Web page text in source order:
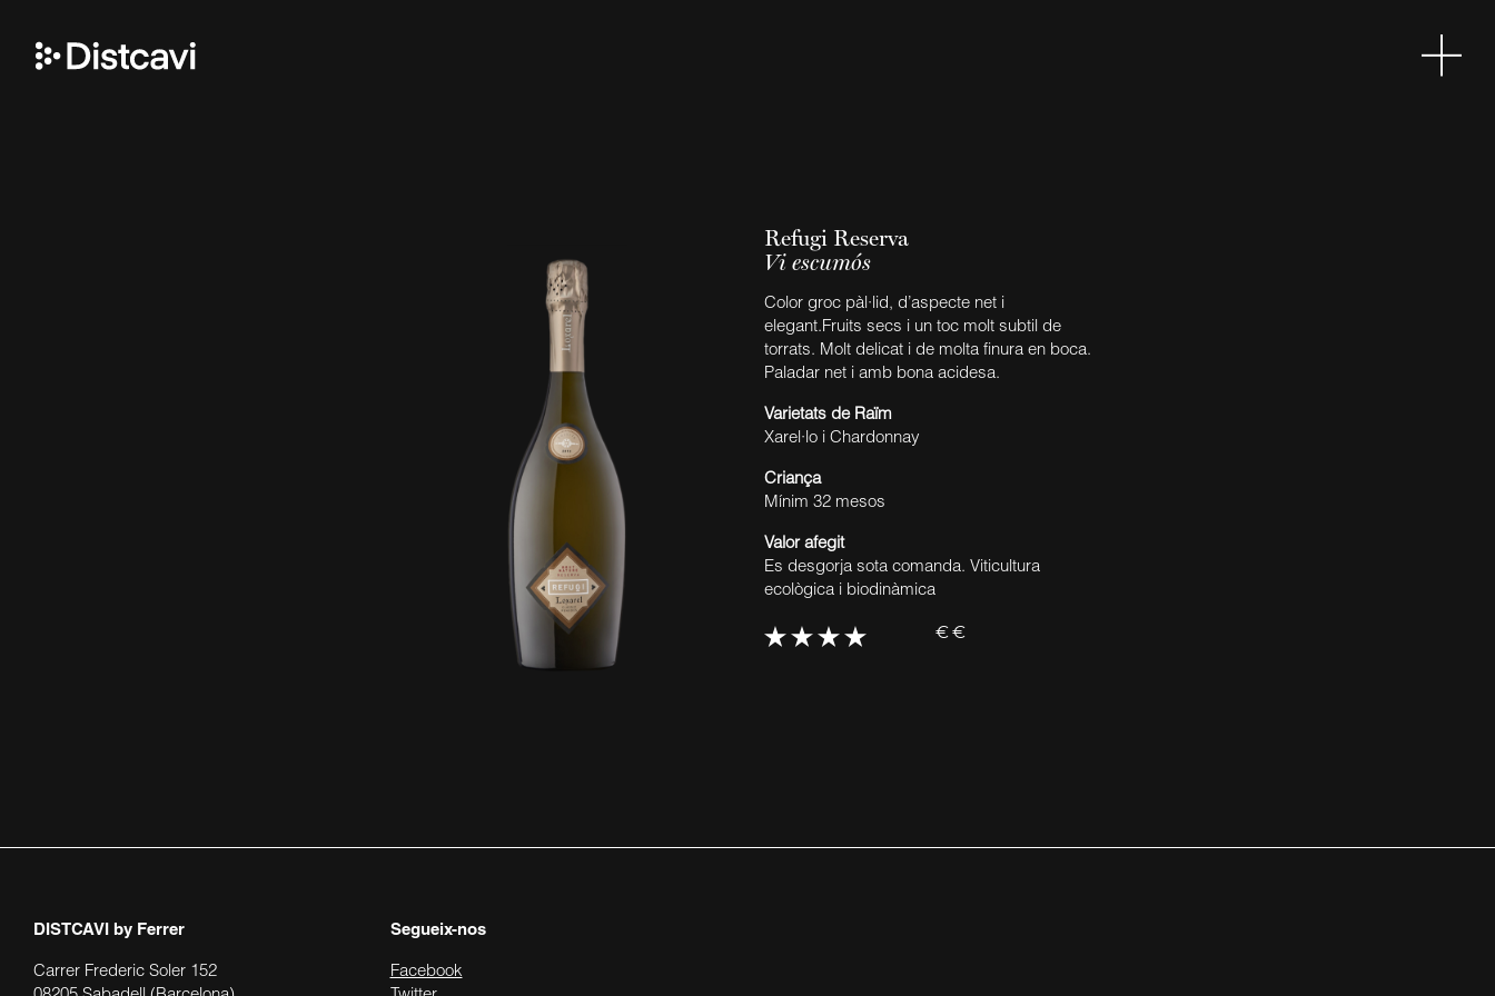
Refugi Reserva
Vi escumós
Color groc pàl·lid, d’aspecte net i
elegant.Fruits secs i un toc molt subtil de
torrats. Molt delicat i de molta finura en boca.
Paladar net i amb bona acidesa.
Varietats de Raïm
Xarel·lo i Chardonnay
Criança
Mínim 32 mesos
Valor afegit
Es desgorja sota comanda. Viticultura
ecològica i biodinàmica
€€
DISTCAVI by Ferrer
Carrer Frederic Soler 152
Segueix-nos
Facebook